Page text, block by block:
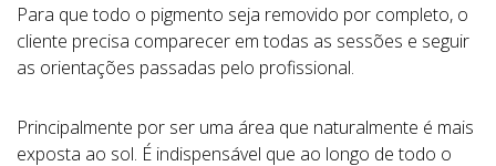
Para que todo o pigmento seja removido por completo, o
cliente precisa comparecer em todas as sessões e seguir
as orientações passadas pelo profissional.
Principalmente por ser uma área que naturalmente é mais
exposta ao sol. É indispensável que ao longo de todo o